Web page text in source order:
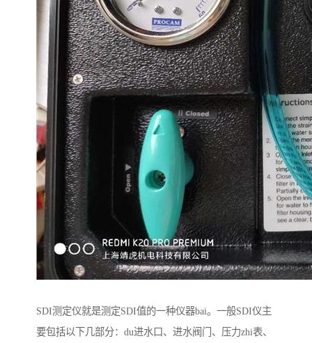
SDI测定仪就是测定SDI值的一种仪器bai。一般SDI仪主
要包括以下几部分：du进水口、进水阀门、压力zhi表、